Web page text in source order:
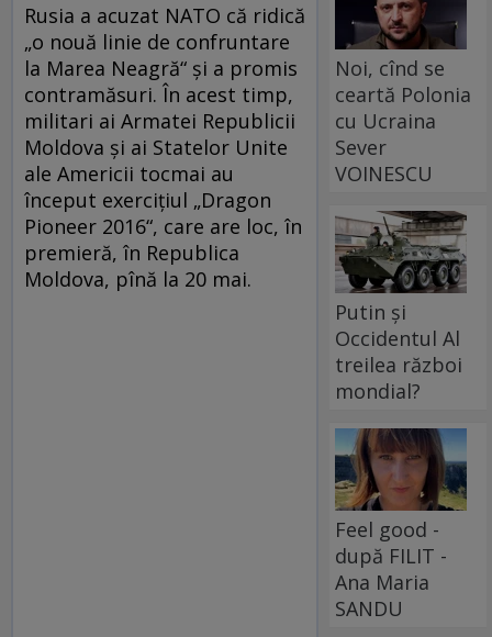
Rusia a acuzat NATO că ridică
„o nouă linie de confruntare
la Marea Neagră“ și a promis
contramăsuri. În acest timp,
militari ai Armatei Republicii
Moldova și ai Statelor Unite
ale Americii tocmai au
început exerciţiul „Dragon
Pioneer 2016“, care are loc, în
premieră, în Republica
Moldova, pînă la 20 mai.
Noi, cînd se
ceartă Polonia
cu Ucraina
Sever
VOINESCU
Putin și
Occidentul Al
treilea război
mondial?
Feel good -
după FILIT -
Ana Maria
SANDU